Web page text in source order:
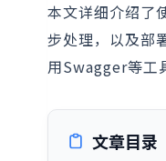
本文详细介绍了
步处理，以及部
用Swagger等工
文章目录